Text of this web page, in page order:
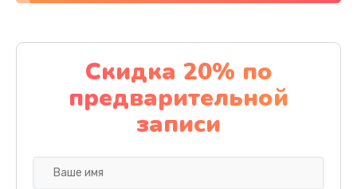
Заказать
Чистка от пыли
1060 руб.
Заказать
Скидка 20% по
предварительной
записи